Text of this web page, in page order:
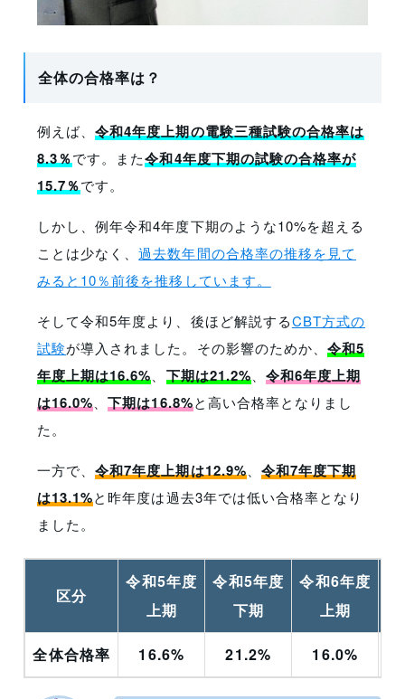
全体の合格率は？
例えば、令和4年度上期の電験三種試験の合格率は
8.3％です。また令和4年度下期の試験の合格率が
15.7％です。
しかし、例年令和4年度下期のような10%を超える
ことは少なく、過去数年間の合格率の推移を見て
みると10％前後を推移しています。
そして令和5年度より、後ほど解説するCBT方式の
試験が導入されました。その影響のためか、 令和5
年度上期は16.6%
下期は21.2%
令和6年度上期
は16.0% 、下期は16.8%と高い合格率となりまし
た。
一方で、令和7年度上期は12.9%
令和7年度下期
は13.1%と昨年度は過去3年では低い合格率となり
ました。
区分
令和5年度
上期
令和5年度
下期
令和6年度
上期
全体合格率 16.6% 21.2% 16.0%